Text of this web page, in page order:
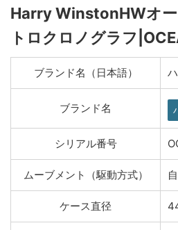
Harry WinstonHWオ
トロクロノグラフ
ブランド名（日本語）
ブランド名
シリアル番号
ムーブメント（駆動方式）
ケース直径